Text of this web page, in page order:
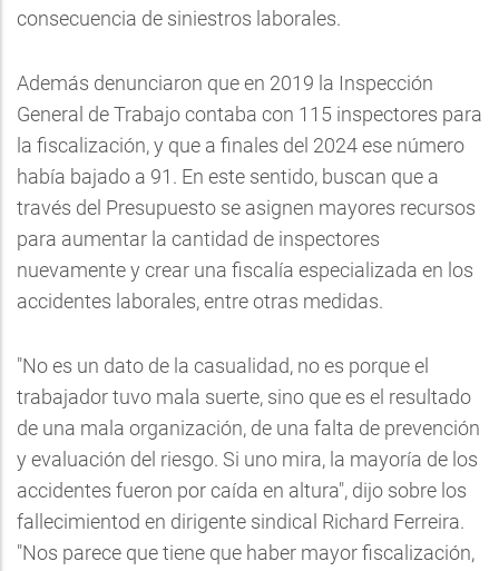
consecuencia de siniestros laborales.
Además denunciaron que en 2019 la Inspección
General de Trabajo contaba con 115 inspectores para
la fiscalización, y que a finales del 2024 ese número
había bajado a 91. En este sentido, buscan que a
través del Presupuesto se asignen mayores recursos
para aumentar la cantidad de inspectores
nuevamente y crear una fiscalía especializada en los
accidentes laborales, entre otras medidas.
"No es un dato de la casualidad, no es porque el
trabajador tuvo mala suerte, sino que es el resultado
de una mala organización, de una falta de prevención
y evaluación del riesgo. Si uno mira, la mayoría de los
accidentes fueron por caída en altura", dijo sobre los
fallecimientod en dirigente sindical Richard Ferreira.
"Nos parece que tiene que haber mayor fiscalización,